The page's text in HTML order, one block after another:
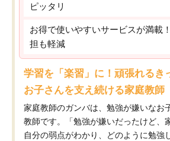
ピッタリ
お得で使いやすいサービスが満載
担も軽減
学習を「楽習」に！頑張れるき
お子さんを支え続ける家庭教師
家庭教師のガンバは、勉強が嫌いなお
教師です。「勉強が嫌いだったけど、
自分の弱点がわかり、どのように勉強